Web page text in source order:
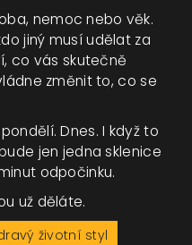
nemoc nebo věk.
jiný musí udělat za
co vás skutečně
změnit to, co se
Dnes. I když to
jen jedna sklenice
odpočinku.
už děláte.
životní styl